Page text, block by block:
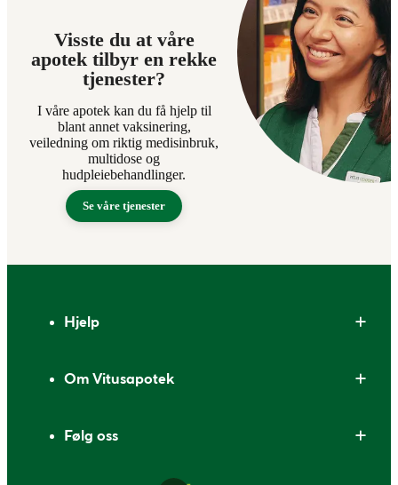
Visste du at våre
apotek tilbyr en rekke
tjenester?
I våre apotek kan du få hjelp til
blant annet vaksinering,
veiledning om riktig medisinbruk,
multidose og
hudpleiebehandlinger.
Se våre tjenester
Hjelp
Om Vitusapotek
Følg oss